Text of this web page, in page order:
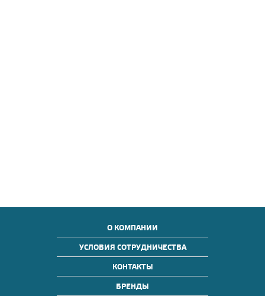
О КОМПАНИИ
УСЛОВИЯ СОТРУДНИЧЕСТВА
КОНТАКТЫ
БРЕНДЫ